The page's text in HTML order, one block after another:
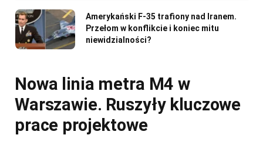
Amerykański F-35 trafiony nad Iranem.
Przełom w konflikcie i koniec mitu
niewidzialności?
Nowa linia metra M4 w
Warszawie. Ruszyły kluczowe
prace projektowe